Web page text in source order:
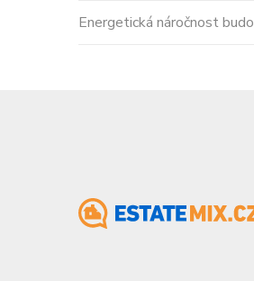
Energetická náročnost